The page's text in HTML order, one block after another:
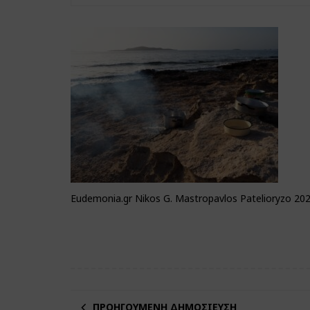
Eudemonia.gr Nikos G. Mastropavlos Patelioryzo
ΠΡΟΗΓΟΎΜΕΝΗ ΔΗΜΟΣΊΕΥΣΗ